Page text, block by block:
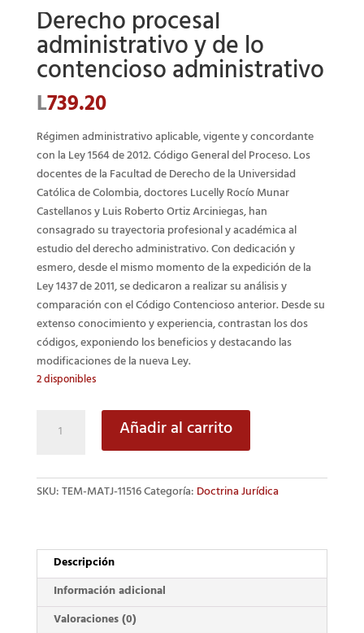
Derecho procesal
administrativo y de lo
contencioso administrativo
L739.20
Régimen administrativo aplicable, vigente y concordante
con la Ley 1564 de 2012. Código General del Proceso. Los
docentes de la Facultad de Derecho de la Universidad
Católica de Colombia, doctores Lucelly Rocío Munar
Castellanos y Luis Roberto Ortiz Arciniegas, han
consagrado su trayectoria profesional y académica al
estudio del derecho administrativo. Con dedicación y
esmero, desde el mismo momento de la expedición de la
Ley 1437 de 2011, se dedicaron a realizar su análisis y
comparación con el Código Contencioso anterior. Desde su
extenso conocimiento y experiencia, contrastan los dos
códigos, exponiendo los beneficios y destacando las
modificaciones de la nueva Ley.
2 disponibles
procesal
administrativo
y
de
administrativo
cantidad
Añadir al carrito
SKU:TEM-MATJ-11516Categoría:Doctrina Jurídica
Descripción
Información adicional
Valoraciones (0)